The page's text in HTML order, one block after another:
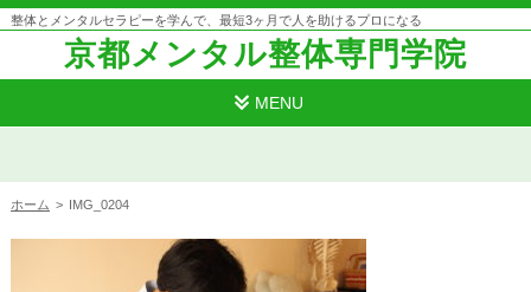
整体とメンタルセラピーを学んで、最短3ヶ月で人を助けるプロになる
京都メンタル整体専門学院
MENU
ホーム > IMG_0204